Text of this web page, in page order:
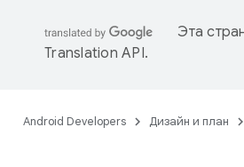
Эта
Translation API.
Android Developers Дизайн и план